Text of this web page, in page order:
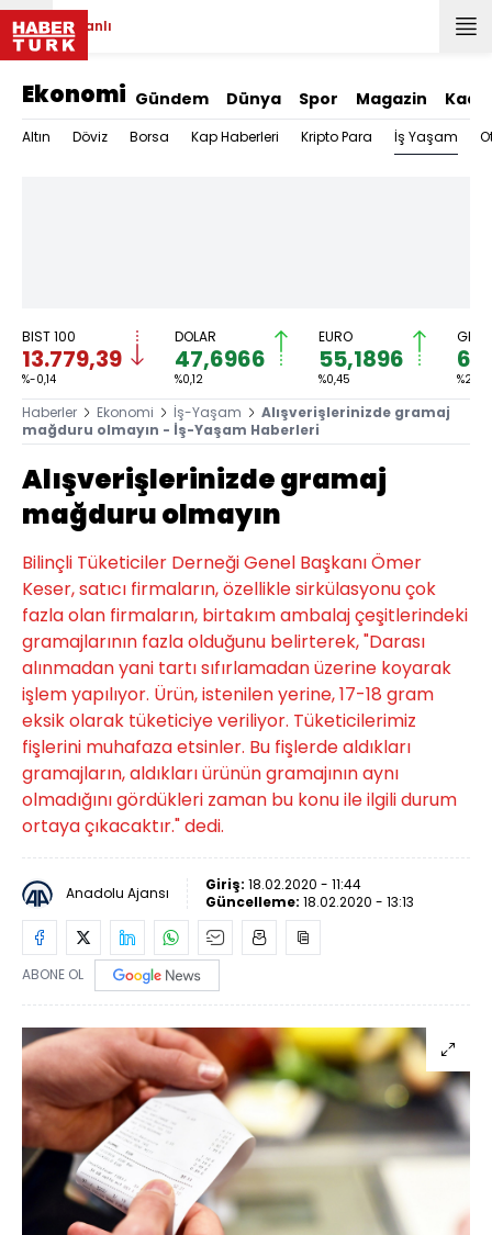
Canlı
Ekonomi Gündem Dünya Spor Magazin
Altın Döviz Borsa Kap Haberleri Kripto Para İş Yaşam
BIST 100
13.779,39
%-0,14
DOLAR
47,6966
%0,12
EURO
55,1896
%0,45 %2,59
Haberler Ekonomi İş-Yaşam
Alışverişlerinizde gramaj
mağduru olmayın - İş-Yaşam Haberleri
Alışverişlerinizde gramaj
mağduru olmayın
Bilinçli Tüketiciler Derneği Genel Başkanı Ömer
Keser, satıcı firmaların, özellikle sirkülasyonu çok
fazla olan firmaların, birtakım ambalaj çeşitlerindeki
gramajlarının fazla olduğunu belirterek, "Darası
alınmadan yani tartı sıfırlamadan üzerine koyarak
işlem yapılıyor. Ürün, istenilen yerine, 17-18 gram
eksik olarak tüketiciye veriliyor. Tüketicilerimiz
fişlerini muhafaza etsinler. Bu fişlerde aldıkları
gramajların, aldıkları ürünün gramajının aynı
olmadığını gördükleri zaman bu konu ile ilgili durum
ortaya çıkacaktır." dedi.
Anadolu Ajansı Giriş: 18.02.2020 - 11:44
Güncelleme: 18.02.2020 - 13:13
ABONE OL